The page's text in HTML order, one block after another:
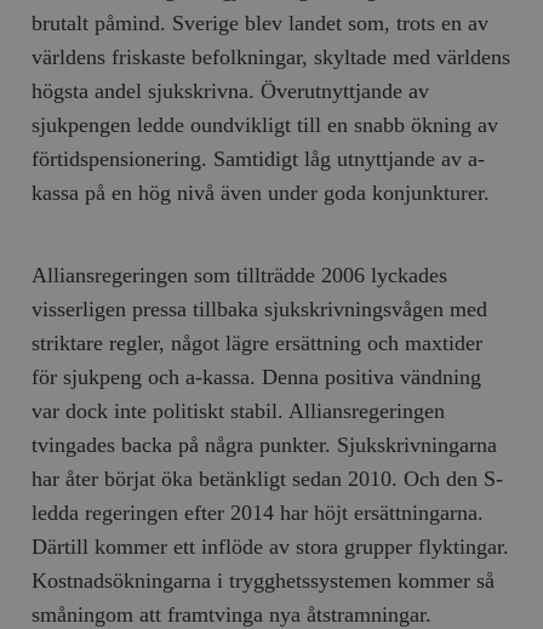
brutalt påmind. Sverige blev landet som, trots en av
världens friskaste befolkningar, skyltade med världens
högsta andel sjukskrivna. Överutnyttjande av
sjukpengen ledde oundvikligt till en snabb ökning av
förtidspensionering. Samtidigt låg utnyttjande av a-
kassa på en hög nivå även under goda konjunkturer.
Alliansregeringen som tillträdde 2006 lyckades
visserligen pressa tillbaka sjukskrivningsvågen med
striktare regler, något lägre ersättning och maxtider
för sjukpeng och a-kassa. Denna positiva vändning
var dock inte politiskt stabil. Alliansregeringen
tvingades backa på några punkter. Sjukskrivningarna
har åter börjat öka betänkligt sedan 2010. Och den S-
ledda regeringen efter 2014 har höjt ersättningarna.
Därtill kommer ett inflöde av stora grupper flyktingar.
Kostnadsökningarna i trygghetssystemen kommer så
småningom att framtvinga nya åtstramningar.